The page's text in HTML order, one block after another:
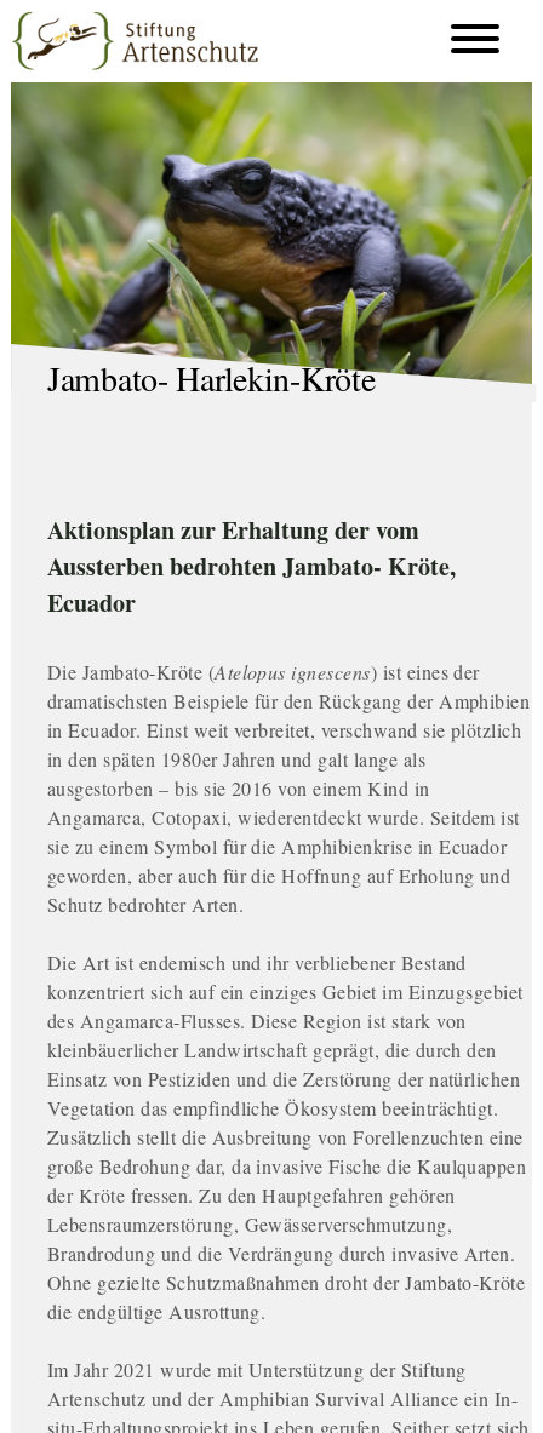
Jambato- Harlekin-Kröte
Aktionsplan zur Erhaltung der vom
Aussterben bedrohten Jambato- Kröte,
Ecuador
Die Jambato-Kröte (Atelopus ignescens) ist eines der
dramatischsten Beispiele für den Rückgang der Amphibien
in Ecuador. Einst weit verbreitet, verschwand sie plötzlich
in den späten 1980er Jahren und galt lange als
ausgestorben – bis sie 2016 von einem Kind in
Angamarca, Cotopaxi, wiederentdeckt wurde. Seitdem ist
sie zu einem Symbol für die Amphibienkrise in Ecuador
geworden, aber auch für die Hoffnung auf Erholung und
Schutz bedrohter Arten.
Die Art ist endemisch und ihr verbliebener Bestand
konzentriert sich auf ein einziges Gebiet im Einzugsgebiet
des Angamarca-Flusses. Diese Region ist stark von
kleinbäuerlicher Landwirtschaft geprägt, die durch den
Einsatz von Pestiziden und die Zerstörung der natürlichen
Vegetation das empfindliche Ökosystem beeinträchtigt.
Zusätzlich stellt die Ausbreitung von Forellenzuchten eine
große Bedrohung dar, da invasive Fische die Kaulquappen
der Kröte fressen. Zu den Hauptgefahren gehören
Lebensraumzerstörung, Gewässerverschmutzung,
Brandrodung und die Verdrängung durch invasive Arten.
Ohne gezielte Schutzmaßnahmen droht der Jambato-Kröte
die endgültige Ausrottung.
Im Jahr 2021 wurde mit Unterstützung der Stiftung
Artenschutz und der Amphibian Survival Alliance ein In-
situ-Erhaltungsprojekt ins Leben gerufen. Seither setzt sich